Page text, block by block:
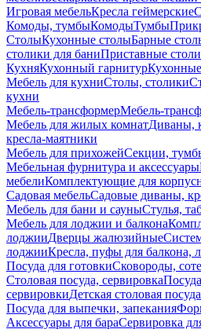
Игровая мебельКресла геймерские
Комоды, тумбыКомодыТумбы
СтолыКухонные столыБарные
столики для баниПриставные
КухняКухонный гарнитур
Мебель для кухниСтолы, столики
кухни
Мебель-трансформерМебель-
Мебель для жилых комнатДиваны,
кресла-маятники
Мебель для прихожейСекции,
Мебельная фурнитура и аксессуары
мебелиКомплектующие для
Садовая мебельСадовые диваны,
Мебель для бани и сауныСтулья,
Мебель для лоджии и балкона
лоджииДверцы жалюзийные
лоджииКресла, пуфы для балкона,
Посуда для готовкиСковороды,
Столовая посуда, сервировка
сервировкиДетская столовая посуда
Посуда для выпечки, запекания
Аксессуары для бараСервировка